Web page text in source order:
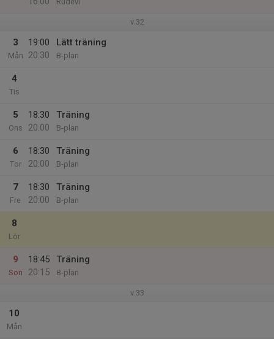
v.32
3
Mån
19:00
20:30
Lätt träning
B-plan
4
Tis
5
Ons
18:30
20:00
Träning
B-plan
6
Tor
18:30
20:00
Träning
B-plan
7
Fre
18:30
20:00
Träning
B-plan
8
Lör
9
Sön
18:45
20:15
Träning
B-plan
v.33
10
Mån